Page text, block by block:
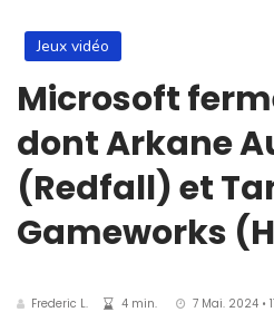
Jeux vidéo
Microsoft
dont Arkane
(Redfall) et
Gameworks
Frederic L. 4 min. 7 Mai. 2024 •